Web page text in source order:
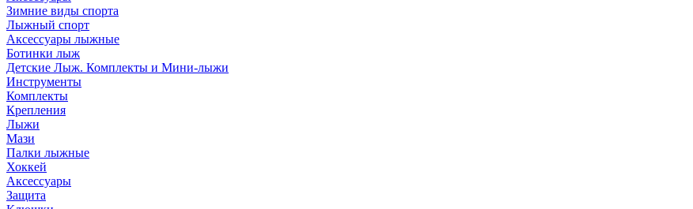
Зимние виды спорта
Лыжный спорт
Аксессуары лыжные
Ботинки лыж
Детские Лыж. Комплекты и Мини-лыжи
Инструменты
Комплекты
Крепления
Лыжи
Мази
Палки лыжные
Хоккей
Аксессуары
Защита